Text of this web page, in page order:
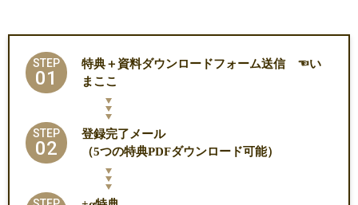
STEP
01
特典＋資料ダウンロードフォーム送信 ☜い
まここ
STEP
02
登録完了メール
（5つの特典PDFダウンロード可能）